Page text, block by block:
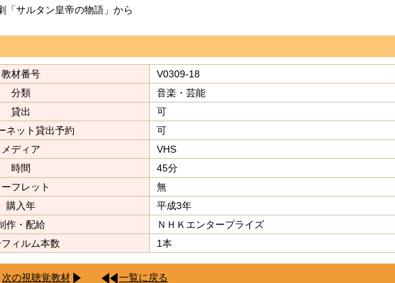
「サルタン皇帝の物語」から
教材番号
V0309-18
分類
音楽・芸能
貸出
可
ネット貸出予約
可
メディア
VHS
時間
45分
ーフレット
無
購入年
平成3年
作・配給
ＮＨＫエンタープライズ
ィルム本数
1本
次の視聴覚教材 一覧に戻る